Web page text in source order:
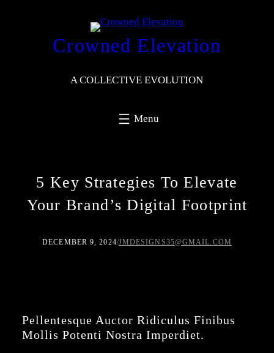
Crowned Elevation
A COLLECTIVE EVOLUTION
5 Key Strategies To Elevate
Your Brand’s Digital Footprint
DECEMBER 9, 2024/JMDESIGNS35@GMAIL.COM
Pellentesque Auctor Ridiculus Finibus
Mollis Potenti Nostra Imperdiet.